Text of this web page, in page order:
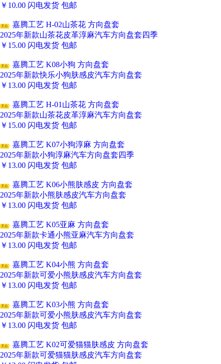
￥ 10.00 闪电发货 包邮
天台
嘉腾工艺 H-02山茶花 方向盘套
2025年新款山茶花皮革淳麻汽车方向盘套四季
￥ 15.00 闪电发货 包邮
天台
嘉腾工艺 K08小狗 方向盘套
2025年新款快乐小狗肤感皮汽车方向盘套
￥ 13.00 闪电发货 包邮
天台
嘉腾工艺 H-01山茶花 方向盘套
2025年新款山茶花皮革淳麻汽车方向盘套
￥ 15.00 闪电发货 包邮
天台
嘉腾工艺 K07小狗淳麻 方向盘套
2025年新款小狗淳麻汽车方向盘套四季
￥ 13.00 闪电发货 包邮
天台
嘉腾工艺 K06小熊肤感皮 方向盘套
2025年新款小熊肤感皮汽车方向盘套
￥ 13.00 闪电发货 包邮
天台
嘉腾工艺 K05亚麻 方向盘套
2025年新款卡通小熊亚麻汽车方向盘套
￥ 13.00 闪电发货 包邮
天台
嘉腾工艺 K04小熊 方向盘套
2025年新款可爱小熊肤感皮汽车方向盘套
￥ 13.00 闪电发货 包邮
天台
嘉腾工艺 K03小熊 方向盘套
2025年新款可爱小熊肤感皮汽车方向盘套
￥ 13.00 闪电发货 包邮
天台
嘉腾工艺 K02可爱猫猫肤感皮 方向盘套
2025年新款可爱猫猫肤感皮汽车方向盘套